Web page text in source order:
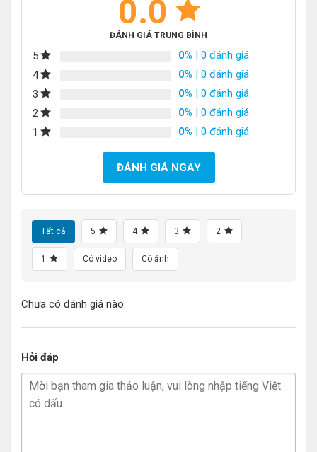
0.0
ĐÁNH GIÁ TRUNG BÌNH
5 0% | 0 đánh giá
4
0% | 0 đánh giá
3
0% | 0 đánh giá
2
0% | 0 đánh giá
1
0% | 0 đánh giá
ĐÁNH GIÁ NGAY
Tất cả 5 4 3 2
1 Có video Có ảnh
Chưa có đánh giá nào.
Hỏi đáp